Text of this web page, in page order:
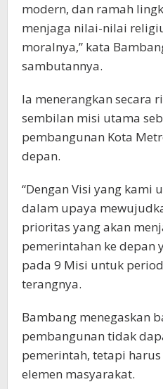
modern, dan ramah
menjaga nilai-nilai
moralnya,” kata
sambutannya.
Ia menerangkan secara
sembilan misi utama
pembangunan Kota
depan.
“Dengan Visi yang kami
dalam upaya
prioritas yang akan
pemerintahan ke depan
pada 9 Misi untuk
terangnya.
Bambang menegaskan
pembangunan tidak
pemerintah, tetapi
elemen masyarakat.